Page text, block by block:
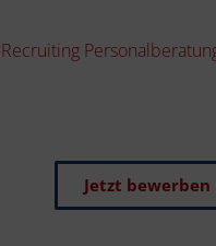
Jetzt bewerben